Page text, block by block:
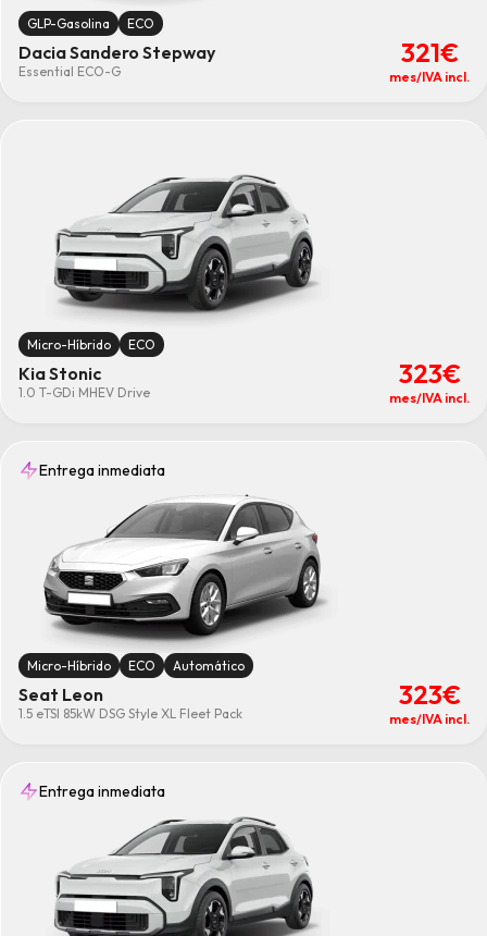
GLP-Gasolina ECO
Dacia Sandero Stepway
Essential ECO-G
321€
mes/IVA incl.
Micro-Híbrido ECO
Kia Stonic
1.0 T-GDi MHEV Drive
323€
mes/IVA incl.
Entrega inmediata
Micro-Híbrido ECO Automático
Seat Leon
1.5 eTSI 85kW DSG Style XL Fleet Pack
323€
mes/IVA incl.
Entrega inmediata